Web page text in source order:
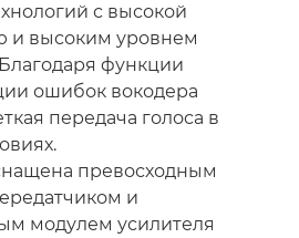
с высокой
и высоким уровнем
функции
ошибок вокодера
передача голоса в
превосходным
и
модулем усилителя